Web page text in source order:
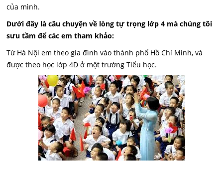
của mình.
Dưới đây là câu chuyện về lòng tự trọng lớp 4 mà chúng tôi
sưu tầm để các em tham khảo:
Từ Hà Nội em theo gia đình vào thành phố Hồ Chí Minh, và
được theo học lớp 4D ở một trường Tiểu học.